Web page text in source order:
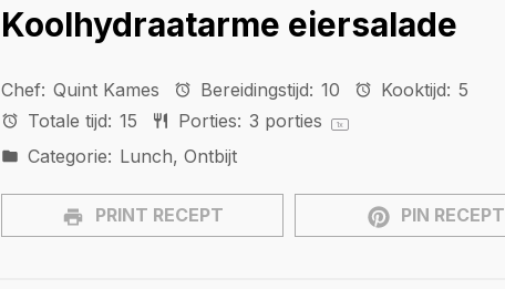
Koolhydraatarme eiersalade
Chef: Quint Kames Bereidingstijd: 10 Kooktijd: 5
Totale tijd: 15 Porties: 3 porties 1x
Categorie: Lunch, Ontbijt
PRINT RECEPT PIN RECEPT